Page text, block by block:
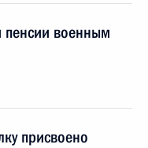
военным
присвоено